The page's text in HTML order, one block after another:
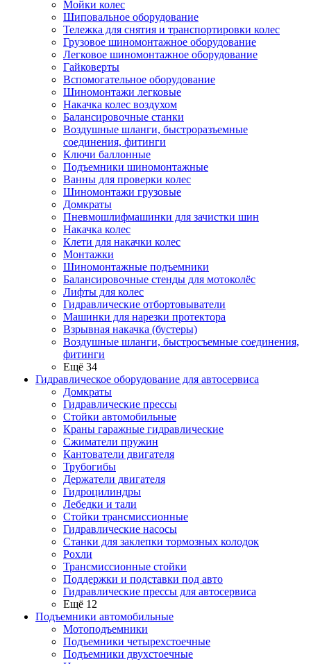
Мойки колес
Шиповальное оборудование
Тележка для снятия и транспортировки колес
Грузовое шиномонтажное оборудование
Легковое шиномонтажное оборудование
Гайковерты
Вспомогательное оборудование
Шиномонтажи легковые
Накачка колес воздухом
Балансировочные станки
Воздушные шланги, быстроразъемные
соединения, фитинги
Ключи баллонные
Подъемники шиномонтажные
Ванны для проверки колес
Шиномонтажи грузовые
Домкраты
Пневмошлифмашинки для зачистки шин
Накачка колес
Клети для накачки колес
Монтажки
Шиномонтажные подъемники
Балансировочные стенды для мотоколёс
Лифты для колес
Гидравлические отбортовыватели
Машинки для нарезки протектора
Взрывная накачка (бустеры)
Воздушные шланги, быстросъемные соединения,
фитинги
Ещё 34
Гидравлическое оборудование для автосервиса
Домкраты
Гидравлические прессы
Стойки автомобильные
Краны гаражные гидравлические
Сжиматели пружин
Кантователи двигателя
Трубогибы
Держатели двигателя
Гидроцилиндры
Лебедки и тали
Стойки трансмиссионные
Гидравлические насосы
Cтанки для заклепки тормозных колодок
Рохли
Трансмиссионные стойки
Поддержки и подставки под авто
Гидравлические прессы для автосервиса
Ещё 12
Подъемники автомобильные
Мотоподъемники
Подъемники четырехстоечные
Подъемники двухстоечные